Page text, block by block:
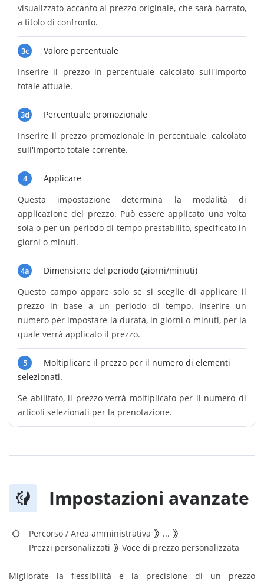
visualizzato accanto al prezzo originale, che sarà barrato,
a titolo di confronto.
3c
Valore percentuale
Inserire il prezzo in percentuale calcolato sull'importo
totale attuale.
3d
Percentuale promozionale
Inserire il prezzo promozionale in percentuale, calcolato
sull'importo totale corrente.
4
Applicare
Questa impostazione determina la modalità di
applicazione del prezzo. Può essere applicato una volta
sola o per un periodo di tempo prestabilito, specificato in
giorni o minuti.
4a
Dimensione del periodo (giorni/minuti)
Questo campo appare solo se si sceglie di applicare il
prezzo in base a un periodo di tempo. Inserire un
numero per impostare la durata, in giorni o minuti, per la
quale verrà applicato il prezzo.
5
Moltiplicare il prezzo per il numero di elementi
selezionati.
Se abilitato, il prezzo verrà moltiplicato per il numero di
articoli selezionati per la prenotazione.
Impostazioni avanzate
Percorso / Area amministrativa
...
Prezzi personalizzati
Voce di prezzo personalizzata
Migliorate la flessibilità e la precisione di un prezzo